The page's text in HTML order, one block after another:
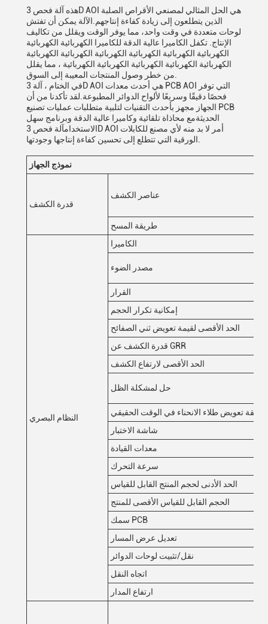
هذه آلة فحص 3D AOI هي الحل المثالي لمصنعي الأقراص الصلبة
الذين يتطلعون إلى زيادة كفاءة إنتاجهم.الآلة يمكن أن تفتش
لوحات متعددة في وقت واحد، مما يوفر الوقت ويقلل من تكاليف
الإنتاج. تكفل الكاميرا عالية الدقة للكاميرا الكهربائية الكهربائية
الكهربائية الكهربائية الكهربائية الكهربائية الكهربائية الكهربائية
الكهربائية الكهربائية الكهربائية الكهربائية الكهربائية ، مما يقلل
في الختام ، آلة 3D AOI هي أحدث معدات PCB AOI التي توفر
فحصًا دقيقًا وسريعًا لألواح الدوائر المطبوعة.لقد تأكدنا من أن
الجهاز مجهز بأحدث التقنيات لتلبية متطلبات عمليات تصنيع PCB
الحديثةمع محاذاة تلقائية وكاميرا عالية الدقة وبرنامج سهل
الاستخدامآلة فحص 3D AOI أمر لا بد منه لأي مصنع للكابلات
نموذج الجهاز
قدرة الكشف
عناصر الكشف
طريقة المسح
النظام البصري
الكاميرا
مصدر الضوء
القرار
إمكانية تكرار الحجم
الحد الأقصى لقيمة تعويض ثني الصفائح
قدرة الكشف عن GRR
الحد الأقصى لارتفاع الكشف
حل لمشكلة الظل
طريقة تعويض طلاء الانحناء في الوقت الحقيقي
شاشة الاختبار
معدات القيادة
سرعة التحرك
الحد الأدنى لحجم المنتج القابل للقياس
الحجم القابل للقياس الأقصى للمنتج
سمك PCB
تعديل عرض المسار
نقل/تثبيت لوحات الدوائر
اتجاه النقل
ارتفاع المدار